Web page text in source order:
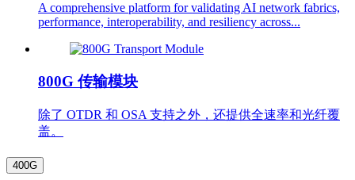
A comprehensive platform for validating AI network fabrics,
performance, interoperability, and resiliency across...
800G 传输模块
除了 OTDR 和 OSA 支持之外，还提供全速率和光纤覆
盖。
400G